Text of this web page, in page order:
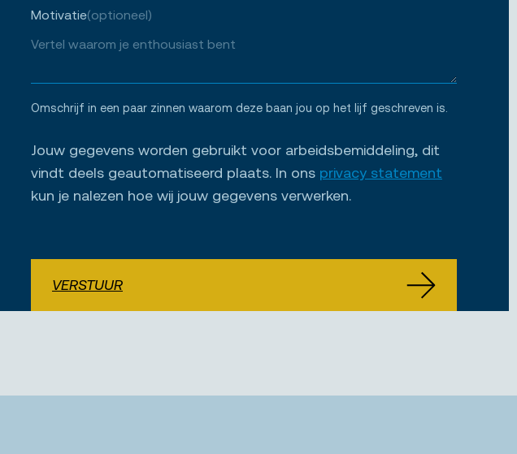
Motivatie(optioneel)
Omschrijf in een paar zinnen waarom deze baan jou op het lijf geschreven is.
Jouw gegevens worden gebruikt voor arbeidsbemiddeling, dit
vindt deels geautomatiseerd plaats. In ons privacy statement
kun je nalezen hoe wij jouw gegevens verwerken.
VERSTUUR